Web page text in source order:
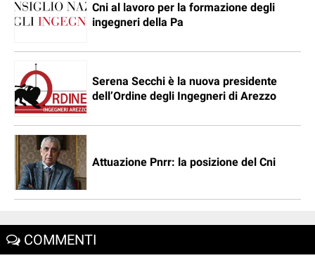
Cni al lavoro per la formazione degli
ingegneri della Pa
Serena Secchi è la nuova presidente
dell’Ordine degli Ingegneri di Arezzo
Attuazione Pnrr: la posizione del Cni
COMMENTI